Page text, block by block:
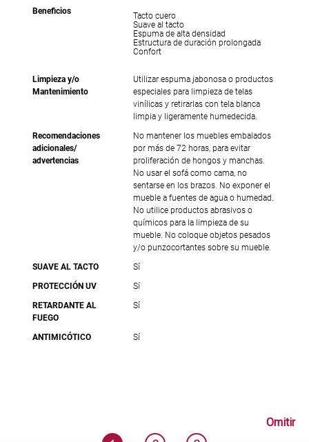
Beneficios
Tacto cuero
Suave al tacto
Espuma de alta densidad
Estructura de duración prolongada
Confort
Limpieza y/o
Mantenimiento
Utilizar espuma jabonosa o productos
especiales para limpieza de telas
vinílicas y retirarlas con tela blanca
limpia y ligeramente humedecida.
Recomendaciones
adicionales/
advertencias
No mantener los muebles embalados
por más de 72 horas, para evitar
proliferación de hongos y manchas.
No usar el sofá como cama, no
sentarse en los brazos. No exponer el
mueble a fuentes de agua o humedad.
No utilice productos abrasivos o
químicos para la limpieza de su
mueble. No coloque objetos pesados
y/o punzocortantes sobre su mueble.
SUAVE AL TACTO
Sí
PROTECCIÓN UV
Sí
RETARDANTE AL
FUEGO
Sí
ANTIMICÓTICO Sí